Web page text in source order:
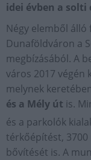
idei évben a
Négy elemből
Dunaföldváron a
megbízásából. A
város 2017 végén
melynek
és a Mély út is.
és a parkolók
térkőépítést,
bővítését is. A